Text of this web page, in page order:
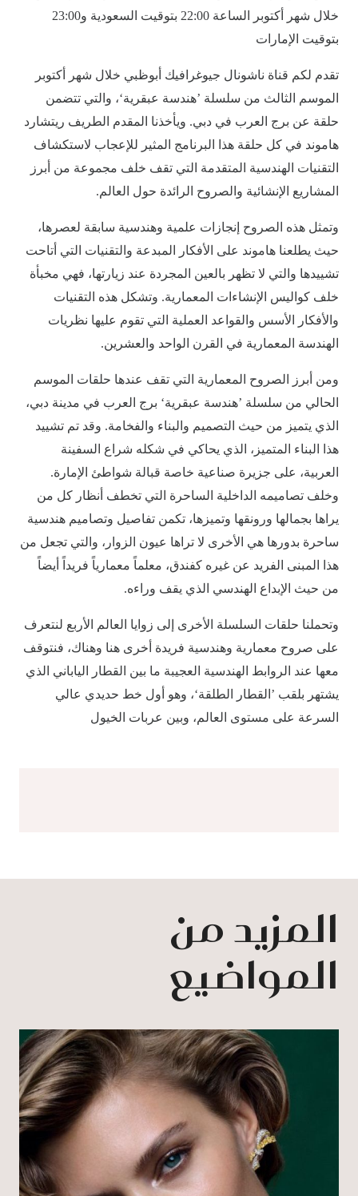
خلال شهر أكتوبر الساعة 22:00 بتوقيت السعودية و23:00
بتوقيت الإمارات
تقدم لكم قناة ناشونال جيوغرافيك أبوظبي خلال شهر أكتوبر
الموسم الثالث من سلسلة ’هندسة عبقرية‘، والتي تتضمن
حلقة عن برج العرب في دبي. ويأخذنا المقدم الطريف ريتشارد
هاموند في كل حلقة هذا البرنامج المثير للإعجاب لاستكشاف
التقنيات الهندسية المتقدمة التي تقف خلف مجموعة من أبرز
المشاريع الإنشائية والصروح الرائدة حول العالم.
وتمثل هذه الصروح إنجازات علمية وهندسية سابقة لعصرها،
حيث يطلعنا هاموند على الأفكار المبدعة والتقنيات التي أتاحت
تشييدها والتي لا تظهر بالعين المجردة عند زيارتها، فهي مخبأة
خلف كواليس الإنشاءات المعمارية. وتشكل هذه التقنيات
والأفكار الأسس والقواعد العملية التي تقوم عليها نظريات
الهندسة المعمارية في القرن الواحد والعشرين.
ومن أبرز الصروح المعمارية التي تقف عندها حلقات الموسم
الحالي من سلسلة ’هندسة عبقرية‘ برج العرب في مدينة دبي،
الذي يتميز من حيث التصميم والبناء والفخامة. وقد تم تشييد
هذا البناء المتميز، الذي يحاكي في شكله شراع السفينة
العربية، على جزيرة صناعية خاصة قبالة شواطئ الإمارة.
وخلف تصاميمه الداخلية الساحرة التي تخطف أنظار كل من
يراها بجمالها ورونقها وتميزها، تكمن تفاصيل وتصاميم هندسية
ساحرة بدورها هي الأخرى لا تراها عيون الزوار، والتي تجعل من
هذا المبنى الفريد عن غيره كفندق، معلماً معمارياً فريداً أيضاً
من حيث الإبداع الهندسي الذي يقف وراءه.
وتحملنا حلقات السلسلة الأخرى إلى زوايا العالم الأربع لنتعرف
على صروح معمارية وهندسية فريدة أخرى هنا وهناك، فنتوقف
معها عند الروابط الهندسية العجيبة ما بين القطار الياباني الذي
يشتهر بلقب ’القطار الطلقة‘، وهو أول خط حديدي عالي
السرعة على مستوى العالم، وبين عربات الخيول
المزيد من
المواضيع